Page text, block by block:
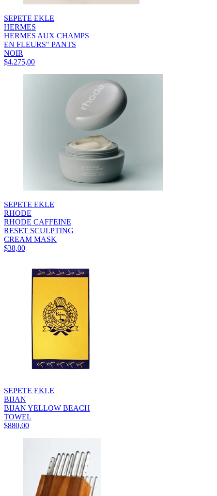
SEPETE EKLE
HERMES
HERMES AUX CHAMPS
EN FLEURS" PANTS
NOIR
$4.275,00
SEPETE EKLE
RHODE
RHODE CAFFEINE
RESET SCULPTING
CREAM MASK
$38,00
SEPETE EKLE
BIJAN
BIJAN YELLOW BEACH
TOWEL
$880,00